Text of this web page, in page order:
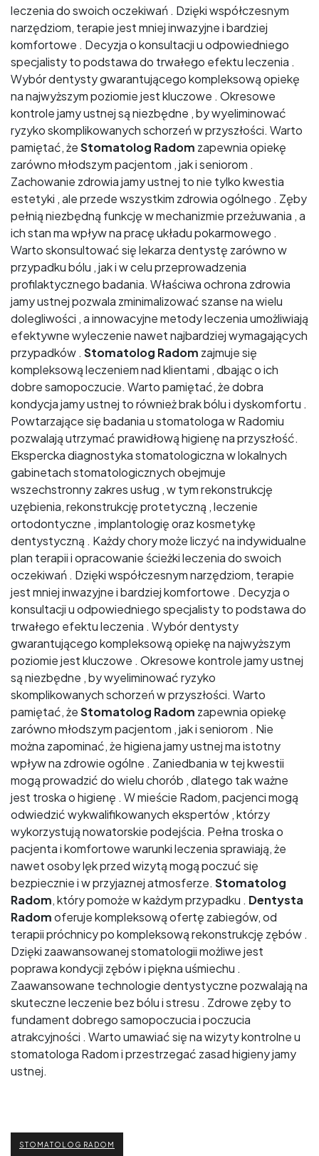
leczenia do swoich oczekiwań . Dzięki współczesnym
narzędziom, terapie jest mniej inwazyjne i bardziej
komfortowe . Decyzja o konsultacji u odpowiedniego
specjalisty to podstawa do trwałego efektu leczenia .
Wybór dentysty gwarantującego kompleksową opiekę
na najwyższym poziomie jest kluczowe . Okresowe
kontrole jamy ustnej są niezbędne , by wyeliminować
ryzyko skomplikowanych schorzeń w przyszłości. Warto
pamiętać, żeStomatolog Radom zapewnia opiekę
zarówno młodszym pacjentom , jak i seniorom .
Zachowanie zdrowia jamy ustnej to nie tylko kwestia
estetyki , ale przede wszystkim zdrowia ogólnego . Zęby
pełnią niezbędną funkcję w mechanizmie przeżuwania , a
ich stan ma wpływ na pracę układu pokarmowego .
Warto skonsultować się lekarza dentystę zarówno w
przypadku bólu , jak i w celu przeprowadzenia
profilaktycznego badania. Właściwa ochrona zdrowia
jamy ustnej pozwala zminimalizować szanse na wielu
dolegliwości , a innowacyjne metody leczenia umożliwiają
efektywne wyleczenie nawet najbardziej wymagających
przypadków . Stomatolog Radom zajmuje się
kompleksową leczeniem nad klientami , dbając o ich
dobre samopoczucie. Warto pamiętać, że dobra
kondycja jamy ustnej to również brak bólu i dyskomfortu .
Powtarzające się badania u stomatologa w Radomiu
pozwalają utrzymać prawidłową higienę na przyszłość.
Ekspercka diagnostyka stomatologiczna w lokalnych
gabinetach stomatologicznych obejmuje
wszechstronny zakres usług , w tym rekonstrukcję
uzębienia, rekonstrukcję protetyczną , leczenie
ortodontyczne , implantologię oraz kosmetykę
dentystyczną . Każdy chory może liczyć na indywidualne
plan terapii i opracowanie ścieżki leczenia do swoich
oczekiwań . Dzięki współczesnym narzędziom, terapie
jest mniej inwazyjne i bardziej komfortowe . Decyzja o
konsultacji u odpowiedniego specjalisty to podstawa do
trwałego efektu leczenia . Wybór dentysty
gwarantującego kompleksową opiekę na najwyższym
poziomie jest kluczowe . Okresowe kontrole jamy ustnej
są niezbędne , by wyeliminować ryzyko
skomplikowanych schorzeń w przyszłości. Warto
pamiętać, żeStomatolog Radom zapewnia opiekę
zarówno młodszym pacjentom , jak i seniorom . Nie
można zapominać, że higiena jamy ustnej ma istotny
wpływ na zdrowie ogólne . Zaniedbania w tej kwestii
mogą prowadzić do wielu chorób , dlatego tak ważne
jest troska o higienę . W mieście Radom, pacjenci mogą
odwiedzić wykwalifikowanych ekspertów , którzy
wykorzystują nowatorskie podejścia. Pełna troska o
pacjenta i komfortowe warunki leczenia sprawiają, że
nawet osoby lęk przed wizytą mogą poczuć się
bezpiecznie i w przyjaznej atmosferze. Stomatolog
Radom, który pomoże w każdym przypadku . Dentysta
Radomoferuje kompleksową ofertę zabiegów, od
terapii próchnicy po kompleksową rekonstrukcję zębów .
Dzięki zaawansowanej stomatologii możliwe jest
poprawa kondycji zębów i piękna uśmiechu .
Zaawansowane technologie dentystyczne pozwalają na
skuteczne leczenie bez bólu i stresu . Zdrowe zęby to
fundament dobrego samopoczucia i poczucia
atrakcyjności . Warto umawiać się na wizyty kontrolne u
stomatologa Radom i przestrzegać zasad higieny jamy
ustnej.
STOMATOLOG RADOM